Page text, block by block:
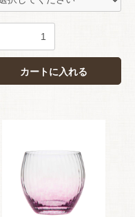
カートに入れる